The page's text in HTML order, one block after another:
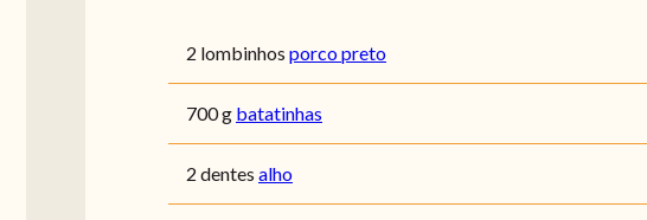
2 lombinhos porco preto
700 g batatinhas
2 dentes alho